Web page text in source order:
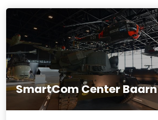
SmartCom Center Baarn